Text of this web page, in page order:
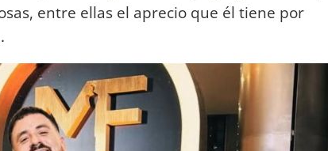
entre ellas el aprecio que él tiene por